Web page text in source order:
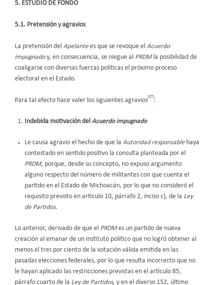
5. ESTUDIO DE FONDO
5.1. Pretensión y agravios
La pretensión del Apelantees que se revoque el Acuerdo
impugnadoy, en consecuencia, se niegue al PRDMla posibilidad de
coaligarse con diversas fuerzas políticas el próximo proceso
electoral en el Estado.
Para tal efecto hace valer los siguientes agravios
[17]
:
Indebida motivación del Acuerdo impugnado
Le causa agravio el hecho de que la Autoridad responsablehaya
contestado en sentido positivo la consulta planteada por el
PRDM, porque, desde su concepto, no expuso argumento
alguno respecto del número de militantes con que cuenta el
partido en el Estado de Michoacán, por lo que no consideró el
requisito previsto en artículo 10, párrafo 2, inciso c), de la Ley
de Partidos.
Lo anterior, derivado de que el PRDMes un partido de nueva
creación al emanar de un instituto político que no logró obtener al
menos el tres por ciento de la votación válida emitida en las
pasadas elecciones federales, por lo que resulta incorrecto que no
le hayan aplicado las restricciones previstas en el artículo 85,
párrafo cuarto de la Ley de Partidos, y en el diverso 152, último